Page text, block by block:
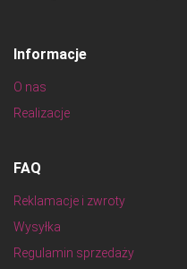
Informacje
O nas
Realizacje
FAQ
Reklamacje i zwroty
Wysyłka
Regulamin sprzedaży